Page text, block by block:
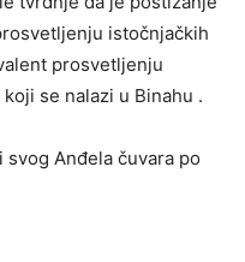
istočnjačkih
prosvetljenju
se nalazi u Binahu .
Anđela čuvara po